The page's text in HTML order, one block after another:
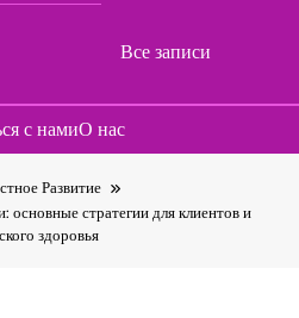
Все записи
с намиО нас
Развитие
основные стратегии для клиентов и
здоровья